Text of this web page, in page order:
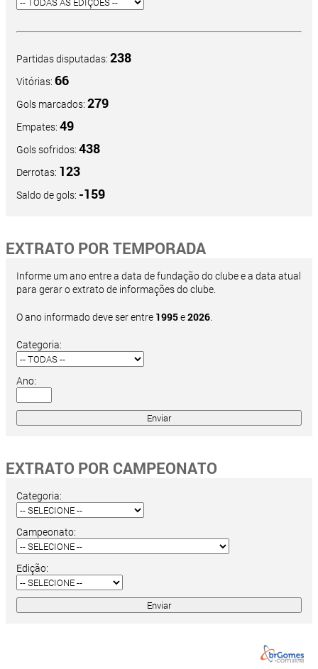
Partidas disputadas: 238
Vitórias: 66
Gols marcados: 279
Empates: 49
Gols sofridos: 438
Derrotas: 123
Saldo de gols: -159
EXTRATO POR TEMPORADA
Informe um ano entre a data de fundação do clube e a data atual
para gerar o extrato de informações do clube.
O ano informado deve ser entre 1995e2026.
Categoria:
Ano:
EXTRATO POR CAMPEONATO
Categoria:
Campeonato:
Edição: